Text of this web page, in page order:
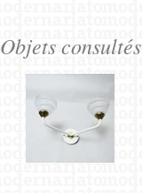
Objets consultés